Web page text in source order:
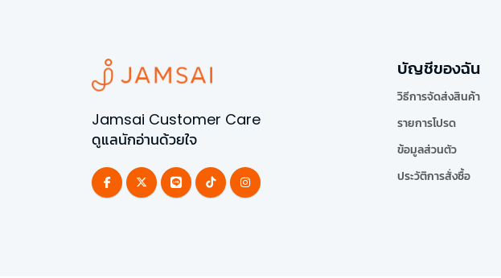
Jamsai Customer Care
ดูแลนักอ่านด้วยใจ
บัญชีของฉัน
วิธีการจัดส่งสินค้า
รายการโปรด
ข้อมูลส่วนตัว
ประวัติการสั่งซื้อ